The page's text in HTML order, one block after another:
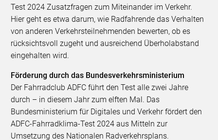
Test 2024 Zusatzfragen zum Miteinander im Verkehr.
Hier geht es etwa darum, wie Radfahrende das Verhalten
von anderen Verkehrsteilnehmenden bewerten, ob es
rücksichtsvoll zugeht und ausreichend Überholabstand
eingehalten wird.
Förderung durch das Bundesverkehrsministerium
Der Fahrradclub ADFC führt den Test alle zwei Jahre
durch – in diesem Jahr zum elften Mal. Das
Bundesministerium für Digitales und Verkehr fördert den
ADFC-Fahrradklima-Test 2024 aus Mitteln zur
Umsetzung des Nationalen Radverkehrsplans.